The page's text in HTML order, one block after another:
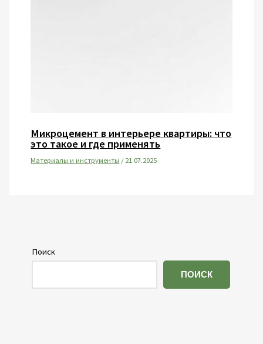
Микроцемент в интерьере квартиры: что
это такое и где применять
Материалы и инструменты /21.07.2025
Поиск
ПОИСК